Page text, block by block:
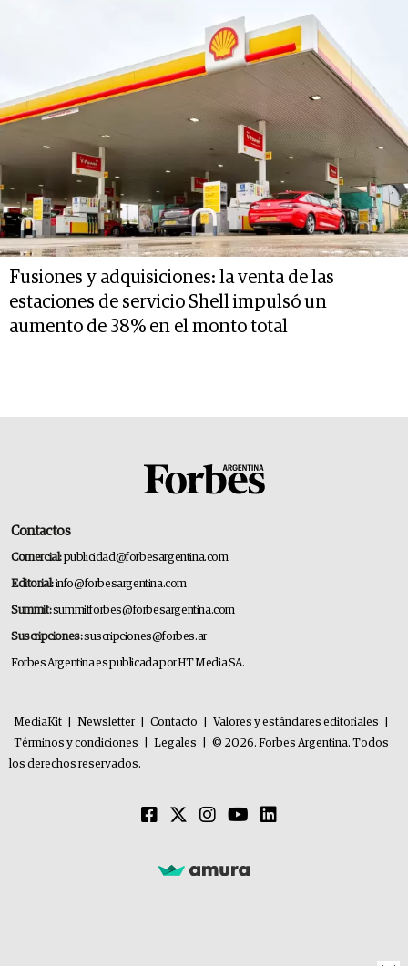
Fusiones y adquisiciones: la venta de las
estaciones de servicio Shell impulsó un
aumento de 38% en el monto total
Contactos
Comercial:publicidad@forbesargentina.com
Editorial:info@forbesargentina.com
Summit:summitforbes@forbesargentina.com
Suscripciones:suscripciones@forbes.ar
Forbes Argentina es publicada por HT Media SA.
MediaKit Newsletter Contacto Valores y estándares editoriales
Términos y condiciones
Legales
© 2026. Forbes Argentina. Todos
los derechos reservados.